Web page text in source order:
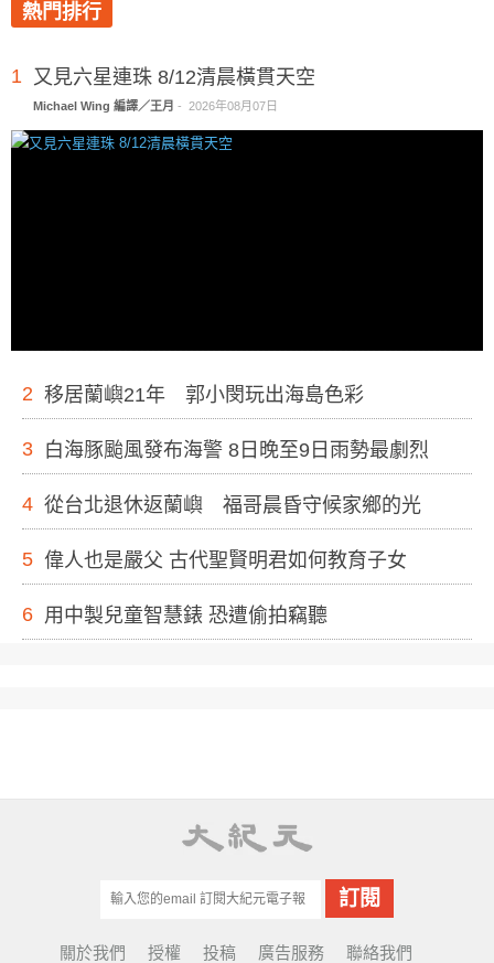
熱門排行
1 又見六星連珠 8/12清晨橫貫天空
Michael Wing 編譯／王月 - 2026年08月07日
2 移居蘭嶼21年 郭小閔玩出海島色彩
3 白海豚颱風發布海警 8日晚至9日雨勢最劇烈
4 從台北退休返蘭嶼 福哥晨昏守候家鄉的光
5 偉人也是嚴父 古代聖賢明君如何教育子女
6 用中製兒童智慧錶 恐遭偷拍竊聽
關於我們 授權 投稿 廣告服務 聯絡我們